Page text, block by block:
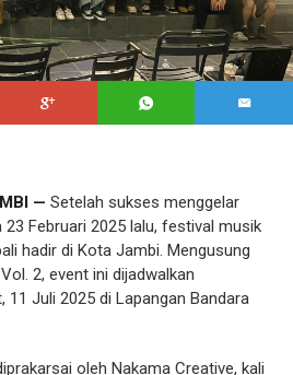
— Setelah sukses menggelar
Februari 2025 lalu, festival musik
hadir di Kota Jambi. Mengusung
2, event ini dijadwalkan
11 Juli 2025 di Lapangan Bandara
oleh Nakama Creative, kali